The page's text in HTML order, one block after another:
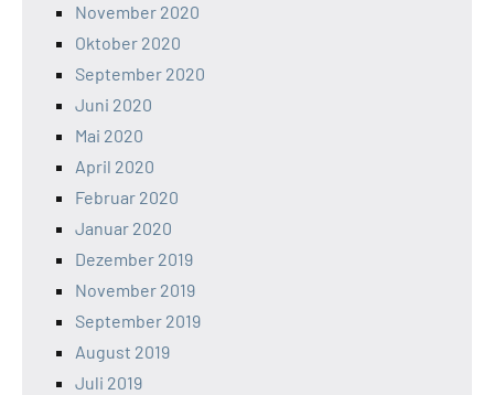
November 2020
Oktober 2020
September 2020
Juni 2020
Mai 2020
April 2020
Februar 2020
Januar 2020
Dezember 2019
November 2019
September 2019
August 2019
Juli 2019